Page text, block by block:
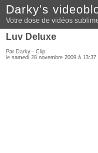
Darky's
Votre dose de vidéos
Luv Deluxe
Par Darky - Clip
le samedi 28 novembre 2009 à 13:37